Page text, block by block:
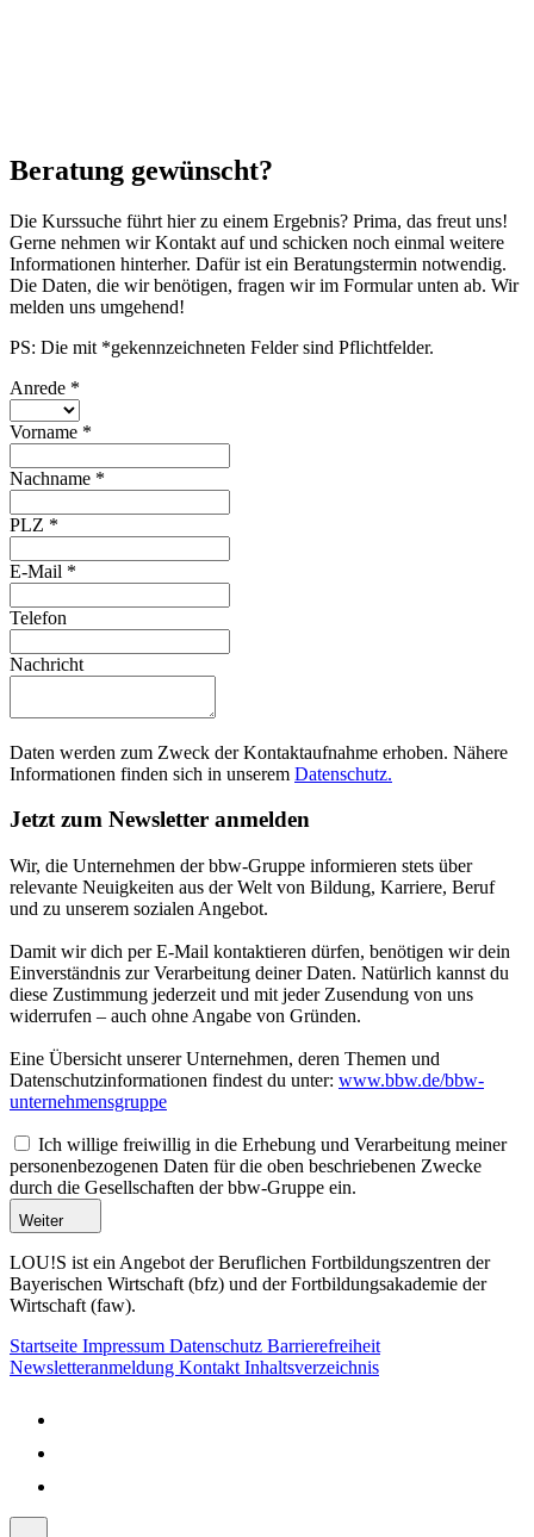
Beratung gewünscht?
Die Kurssuche führt hier zu einem Ergebnis? Prima, das freut uns!
Gerne nehmen wir Kontakt auf und schicken noch einmal weitere
Informationen hinterher. Dafür ist ein Beratungstermin notwendig.
Die Daten, die wir benötigen, fragen wir im Formular unten ab. Wir
melden uns umgehend!
PS: Die mit *gekennzeichneten Felder sind Pflichtfelder.
Anrede *
Vorname *
Nachname *
PLZ *
E-Mail *
Telefon
Nachricht
Daten werden zum Zweck der Kontaktaufnahme erhoben. Nähere
Informationen finden sich in unserem Datenschutz.
Jetzt zum Newsletter anmelden
Wir, die Unternehmen der bbw-Gruppe informieren stets über
relevante Neuigkeiten aus der Welt von Bildung, Karriere, Beruf
und zu unserem sozialen Angebot.
Damit wir dich per E-Mail kontaktieren dürfen, benötigen wir dein
Einverständnis zur Verarbeitung deiner Daten. Natürlich kannst du
diese Zustimmung jederzeit und mit jeder Zusendung von uns
widerrufen – auch ohne Angabe von Gründen.
Eine Übersicht unserer Unternehmen, deren Themen und
Datenschutzinformationen findest du unter: www.bbw.de/bbw-
unternehmensgruppe
Ich willige freiwillig in die Erhebung und Verarbeitung meiner
personenbezogenen Daten für die oben beschriebenen Zwecke
durch die Gesellschaften der bbw-Gruppe ein.
Weiter
LOU!S ist ein Angebot der Beruflichen Fortbildungszentren der
Bayerischen Wirtschaft (bfz) und der Fortbildungsakademie der
Wirtschaft (faw).
Startseite Impressum Datenschutz Barrierefreiheit
Newsletteranmeldung Kontakt Inhaltsverzeichnis